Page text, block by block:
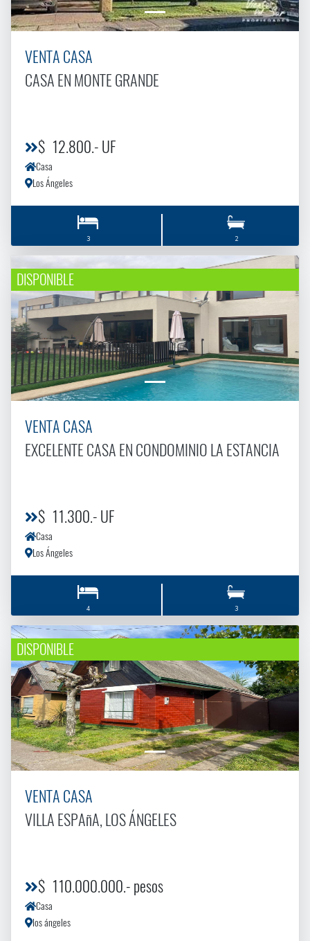
VENTA CASA
CASA EN MONTE GRANDE
$ 12.800.- UF
Casa
Los Ángeles
3 2
DISPONIBLE
VENTA CASA
EXCELENTE CASA EN CONDOMINIO LA ESTANCIA
$ 11.300.- UF
Casa
Los Ángeles
4 3
DISPONIBLE
VENTA CASA
VILLA ESPAñA, LOS ÁNGELES
$ 110.000.000.- pesos
Casa
los ángeles